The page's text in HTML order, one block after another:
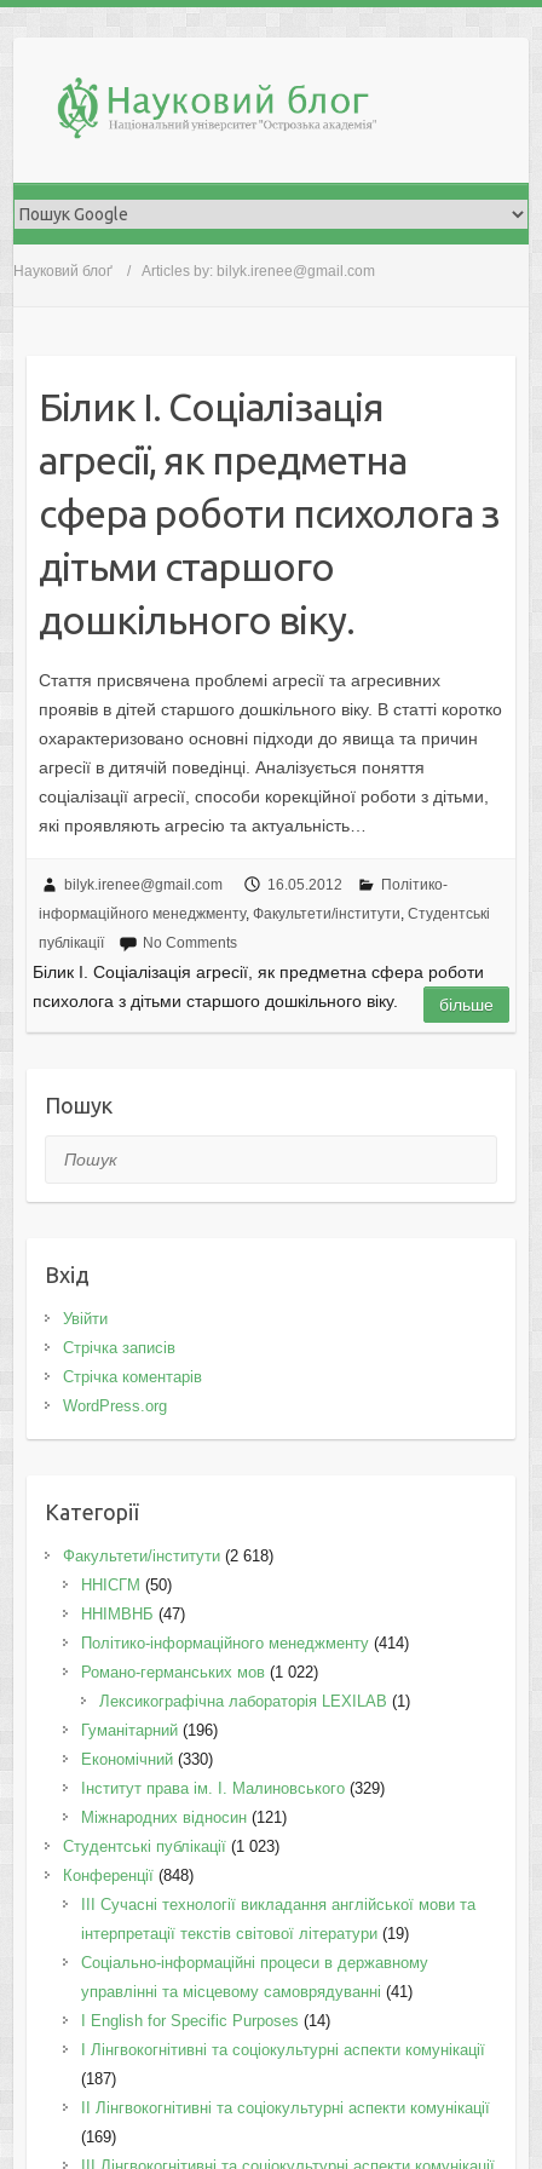
Науковий блоґ Articles by: bilyk.irenee@gmail.com
Білик І. Соціалізація
агресії, як предметна
сфера роботи психолога з
дітьми старшого
дошкільного віку.
Стаття присвячена проблемі агресії та агресивних
проявів в дітей старшого дошкільного віку. В статті коротко
охарактеризовано основні підходи до явища та причин
агресії в дитячій поведінці. Аналізується поняття
соціалізації агресії, способи корекційної роботи з дітьми,
які проявляють агресію та актуальність…
bilyk.irenee@gmail.com 16.05.2012
Політико-
інформаційного менеджменту, Факультети/інститути, Студентські
публікації
No Comments
Білик І. Соціалізація агресії, як предметна сфера роботи
психолога з дітьми старшого дошкільного віку.
більше
Пошук
Пошук
Вхід
Увійти
Стрічка записів
Стрічка коментарів
WordPress.org
Категорії
Факультети/інститути(2 618)
ННІСГМ (50)
ННІМВНБ (47)
Політико-інформаційного менеджменту(414)
Романо-германських мов(1 022)
Лексикографічна лабораторія LEXILAB (1)
Гуманітарний(196)
Економічний(330)
Інститут права ім. І. Малиновського(329)
Міжнародних відносин(121)
Студентські публікації(1 023)
Конференції(848)
III Сучасні технології викладання англійської мови та
інтерпретації текстів світової літератури(19)
Соціально-інформаційні процеси в державному
управлінні та місцевому самоврядуванні (41)
І English for Specific Purposes (14)
I Лінгвокогнітивні та соціокультурні аспекти комунікації
(187)
IІ Лінгвокогнітивні та соціокультурні аспекти комунікації
(169)